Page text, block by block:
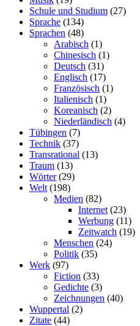
Schule und Studium (27)
Sprache (134)
Sprachen (48)
Arabisch (1)
Chinesisch (1)
Deutsch (31)
Englisch (17)
Französisch (1)
Italienisch (1)
Koreanisch (2)
Niederländisch (4)
Tübingen (7)
Technik (37)
Transrational (13)
Traum (13)
Wörter(29)
Welt (198)
Medien (82)
Internet (23)
Werbung (11)
Zeitwatch (19)
Menschen (24)
Politik (35)
Werk (97)
Fiction (33)
Gedichte (3)
Zeichnungen (40)
Wuppertal (2)
Zitate (44)